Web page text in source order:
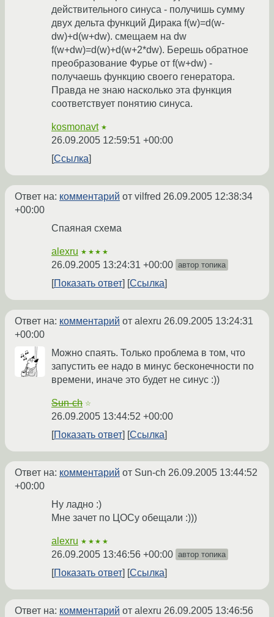
действительного синуса - получишь сумму
двух дельта функций Дирака f(w)=d(w-
dw)+d(w+dw). смещаем на dw
f(w+dw)=d(w)+d(w+2*dw). Берешь обратное
преобразование Фурье от f(w+dw) -
получаешь функцию своего генератора.
Правда не знаю насколько эта функция
соответствует понятию синуса.
kosmonavt ★
26.09.2005 12:59:51 +00:00
Ссылка
Ответ на: комментарий от vilfred 26.09.2005 12:38:34
+00:00
Спаяная схема
alexru ★★★★
26.09.2005 13:24:31 +00:00 автор топика
Показать ответ Ссылка
Ответ на: комментарий от alexru 26.09.2005 13:24:31
+00:00
Можно спаять. Только проблема в том, что
запустить ее надо в минус бесконечности по
времени, иначе это будет не синус :))
Sun-ch ☆
26.09.2005 13:44:52 +00:00
Показать ответ
Ссылка
Ответ на: комментарий от Sun-ch 26.09.2005 13:44:52
+00:00
Ну ладно :)
Мне зачет по ЦОСу обещали :)))
alexru ★★★★
26.09.2005 13:46:56 +00:00 автор топика
Показать ответ Ссылка
Ответ на: комментарий от alexru 26.09.2005 13:46:56